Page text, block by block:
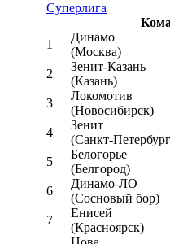
Суперлига
1
Динамо
(Москва)
2
Зенит-Казань
(Казань)
3
Локомотив
(Новосибирск)
4
Зенит
(Санкт-
5
Белогорье
(Белгород)
6
Динамо-ЛО
(Сосновый бор)
7
Енисей
(Красноярск)